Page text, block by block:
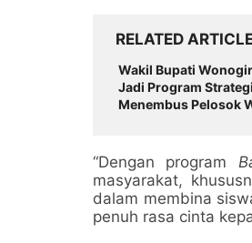
RELATED
Wakil Bupati
Jadi Program
Menembus Pelosok
“Dengan program
masyarakat,
dalam membina
penuh rasa cinta